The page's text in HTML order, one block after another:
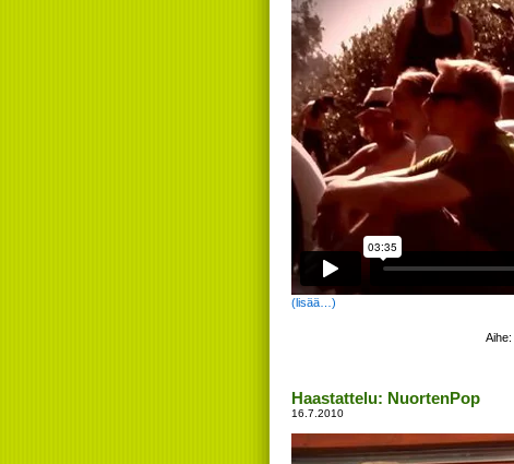
(lisää…)
Aihe:
Haastattelu: NuortenPop
16.7.2010